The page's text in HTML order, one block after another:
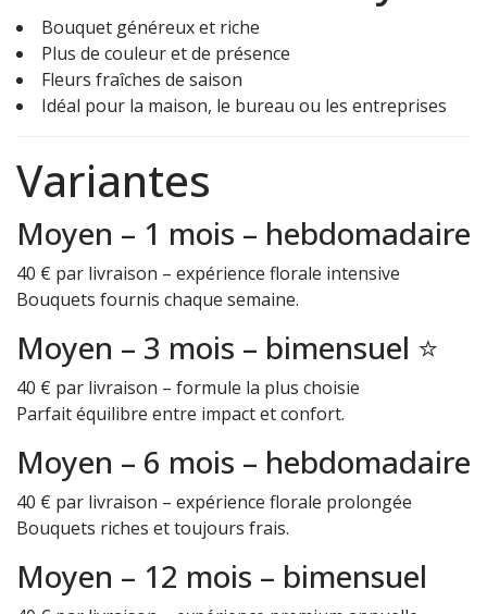
Bouquet généreux et riche
Plus de couleur et de présence
Fleurs fraîches de saison
Idéal pour la maison, le bureau ou les entreprises
Variantes
Moyen – 1 mois – hebdomadaire
40 € par livraison – expérience florale intensive
Bouquets fournis chaque semaine.
Moyen – 3 mois – bimensuel ⭐
40 € par livraison – formule la plus choisie
Parfait équilibre entre impact et confort.
Moyen – 6 mois – hebdomadaire
40 € par livraison – expérience florale prolongée
Bouquets riches et toujours frais.
Moyen – 12 mois – bimensuel